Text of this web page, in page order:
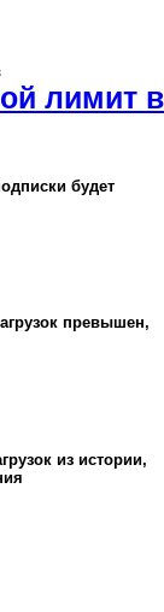
лимит в
будет
превышен,
из истории,